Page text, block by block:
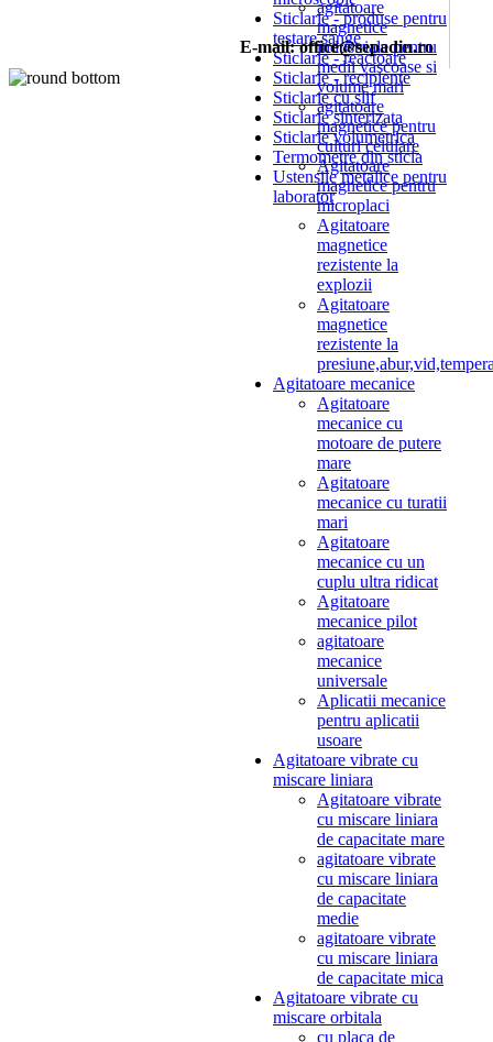
agitatoare
magnetice
industriale pentru
medii vascoase si
volume mari
agitatoare
magnetice pentru
culturi celulare
Agitatoare
magnetice pentru
microplaci
Agitatoare
magnetice
rezistente la
explozii
Agitatoare
magnetice
rezistente la
Agitatoare mecanice
Agitatoare
mecanice cu
motoare de putere
mare
Agitatoare
mecanice cu turatii
mari
Agitatoare
mecanice cu un
cuplu ultra ridicat
Agitatoare
mecanice pilot
agitatoare
mecanice
universale
Aplicatii mecanice
pentru aplicatii
usoare
Agitatoare vibrate cu
miscare liniara
Agitatoare vibrate
cu miscare liniara
de capacitate mare
agitatoare vibrate
cu miscare liniara
de capacitate
medie
agitatoare vibrate
cu miscare liniara
de capacitate mica
Agitatoare vibrate cu
miscare orbitala
cu placa de
Sticlarie - produse pentru
testare sange
Sticlarie - reactoare
Sticlarie - recipiente
Sticlarie cu slif
Sticlarie sinterizata
Sticlarie volumetrica
Termometre din sticla
Ustensile metalice pentru
laborator
E-mail: office@sepadin.ro